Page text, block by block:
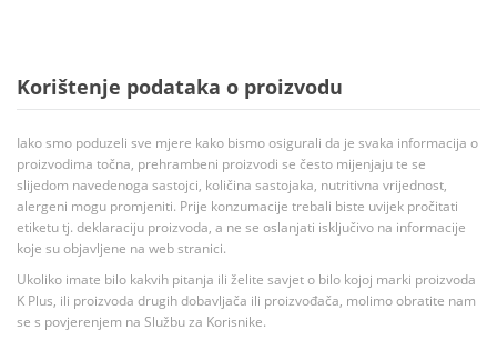
Korištenje podataka o proizvodu
Iako smo poduzeli sve mjere kako bismo osigurali da je svaka informacija o
proizvodima točna, prehrambeni proizvodi se često mijenjaju te se
slijedom navedenoga sastojci, količina sastojaka, nutritivna vrijednost,
alergeni mogu promjeniti. Prije konzumacije trebali biste uvijek pročitati
etiketu tj. deklaraciju proizvoda, a ne se oslanjati isključivo na informacije
koje su objavljene na web stranici.
Ukoliko imate bilo kakvih pitanja ili želite savjet o bilo kojoj marki proizvoda
K Plus, ili proizvoda drugih dobavljača ili proizvođača, molimo obratite nam
se s povjerenjem na Službu za Korisnike.